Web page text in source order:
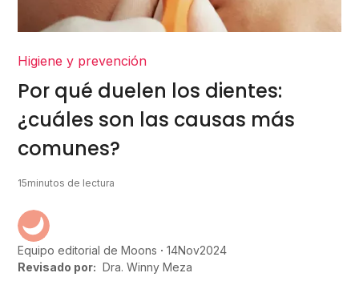
Higiene y prevención
Por qué duelen los dientes:
¿cuáles son las causas más
comunes?
15minutos de lectura
Equipo editorial de Moons 14Nov2024
Revisado por: Dra. Winny Meza